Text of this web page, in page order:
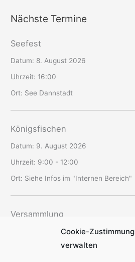
Cookie-Zustimmung
verwalten
Nächste Termine
Seefest
Datum: 8. August 2026
Uhrzeit: 16:00
Ort: See Dannstadt
Königsfischen
Datum: 9. August 2026
Uhrzeit: 9:00 - 12:00
Ort: Siehe Infos im "Internen Bereich"
Versammlung
12. August 2026
19:30 - 22:00